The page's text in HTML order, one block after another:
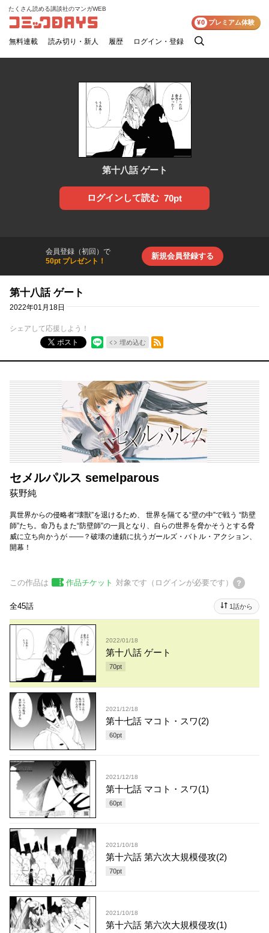
コミックDAYS
たくさん読める講談社のマンガWEB
無料連載 読み切り・新人 履歴 ログイン・登録
検
¥0 プレミアム体験
第十八話 ゲート
ログインして読む 70pt
会員登録（初回）で
50pt プレゼント！
新規会員登録する
第十八話 ゲート
2022年01月18日
シェアして応援しよう！
ポスト
埋め込む
RSSフィード
セメルパルス semelparous
荻野純
異世界からの侵略者“壊獣”を退けるため、 世界を隔てる“壁の中”で戦う “防壁
師”たち。命乃もまた“防壁師”の一員となり、自らの世界を脅かそうとする脅
威に立ち向かうが ――？破壊の連鎖に抗うガールズ・バトル・アクション、
開幕！
この作品は 作品チケット 対象です（ログインが必要です）
全45話 1話から
2022/01/18
第十八話 ゲート
70pt
2021/12/18
第十七話 マコト・スワ(2)
60pt
2021/12/18
第十七話 マコト・スワ(1)
60pt
2021/10/18
第十六話 第六次大規模侵攻(2)
70pt
2021/10/18
第十六話 第六次大規模侵攻(1)